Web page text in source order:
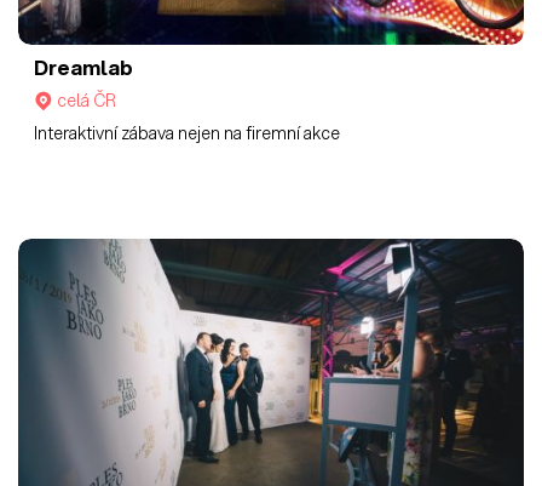
Dreamlab
celá ČR
Interaktivní zábava nejen na firemní akce